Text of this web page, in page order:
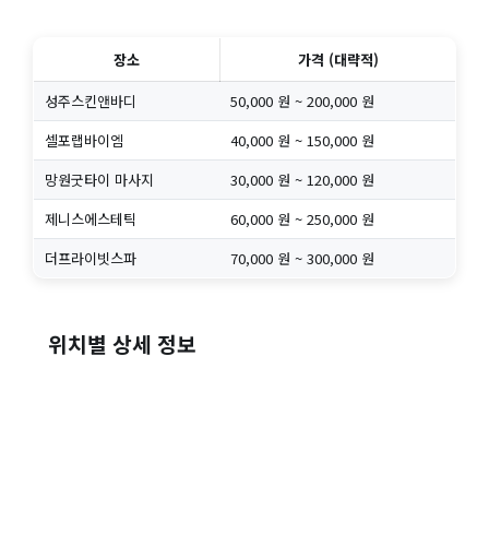
장소
가격 (대략적)
성주스킨앤바디
50,000 원 ~ 200,000 원
셀포랩바이엠
40,000 원 ~ 150,000 원
망원굿타이 마사지
30,000 원 ~ 120,000 원
제니스에스테틱
60,000 원 ~ 250,000 원
더프라이빗스파
70,000 원 ~ 300,000 원
위치별 상세 정보